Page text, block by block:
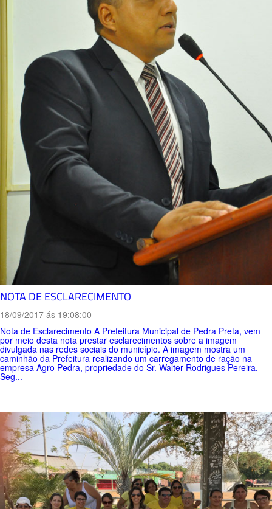
NOTA DE ESCLARECIMENTO
18/09/2017 ás 19:08:00
Nota de Esclarecimento A Prefeitura Municipal de Pedra Preta, vem
por meio desta nota prestar esclarecimentos sobre a imagem
divulgada nas redes sociais do município. A imagem mostra um
caminhão da Prefeitura realizando um carregamento de ração na
empresa Agro Pedra, propriedade do Sr. Walter Rodrigues Pereira.
Seg...